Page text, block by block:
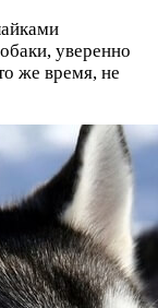
уверенно
же время, не